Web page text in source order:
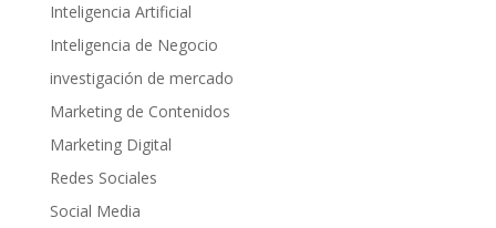
Inteligencia Artificial
Inteligencia de Negocio
investigación de mercado
Marketing de Contenidos
Marketing Digital
Redes Sociales
Social Media